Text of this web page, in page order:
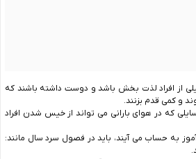
از افراد لذت بخش باشد و دوست داشته باشند که
و کمی قدم بزنند.
که در هوای بارانی می تواند از خیس شدن افراد
به حساب می آیند، باید در فصول سرد سال مانند: